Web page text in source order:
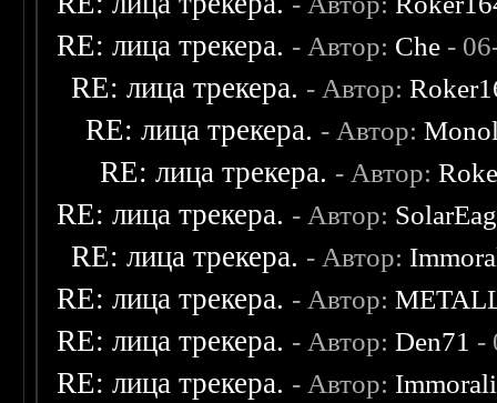
RE: лица трекера. - Автор: Che -
RE: лица трекера. - Автор:
RE: лица трекера. - Автор:
RE: лица трекера. - Автор:
RE: лица трекера. - Автор:
RE: лица трекера. - Автор:
RE: лица трекера. - Автор:
RE: лица трекера. - Автор:Den71 -
RE: лица трекера. - Автор: